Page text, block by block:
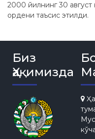
2000 йилнинг 30
ордени таъсис этилди.
Биз
Ҳақимизда